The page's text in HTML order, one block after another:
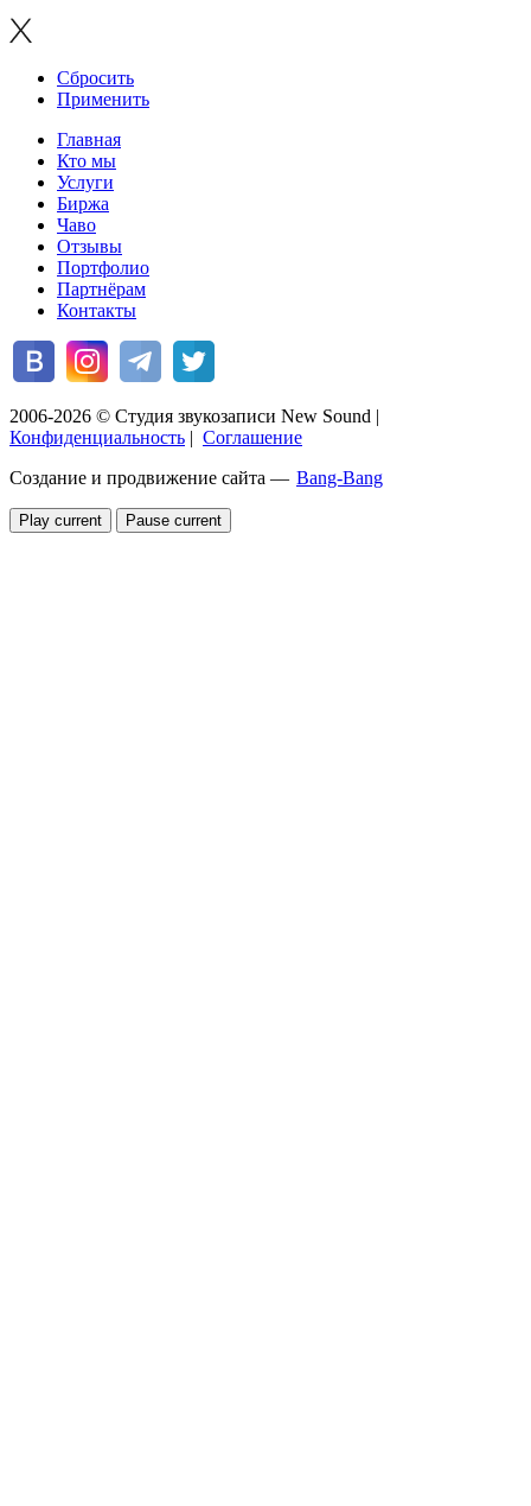
Сбросить
Применить
Главная
Кто мы
Услуги
Биржа
Чаво
Отзывы
Портфолио
Партнёрам
Контакты
2006-2026 © Студия звукозаписи New Sound
Конфиденциальность
Соглашение
Создание и продвижение сайта — Bang-Bang
Play current Pause current